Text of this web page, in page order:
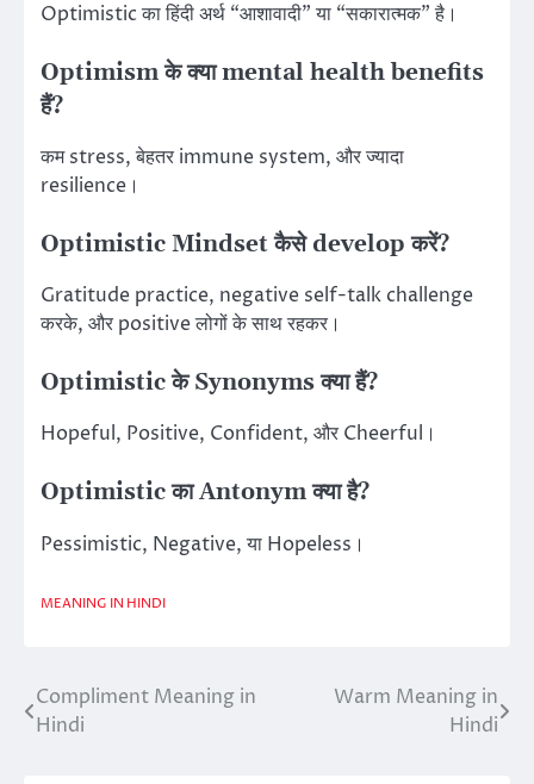
Optimistic का हिंदी अर्थ “आशावादी” या “सकारात्मक” है।
Optimism के क्या mental health benefits
हैं?
कम stress, बेहतर immune system, और ज्यादा
resilience।
Optimistic Mindset कैसे develop करें?
Gratitude practice, negative self-talk challenge
करके, और positive लोगों के साथ रहकर।
Optimistic के Synonyms क्या हैं?
Hopeful, Positive, Confident, और Cheerful।
Optimistic का Antonym क्या है?
Pessimistic, Negative, या Hopeless।
MEANING IN HINDI
Post
Compliment Meaning in
Hindi
Warm Meaning in
Hindi